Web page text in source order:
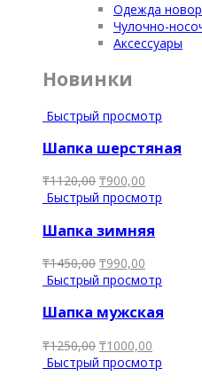
Одежда
Чулочно-
Аксессуары
Новинки
Быстрый просмотр
Шапка шерстяная
₸1120,00 ₸900,00
Быстрый просмотр
Шапка зимняя
₸1450,00 ₸990,00
Быстрый просмотр
Шапка мужская
₸1250,00 ₸1000,00
Быстрый просмотр